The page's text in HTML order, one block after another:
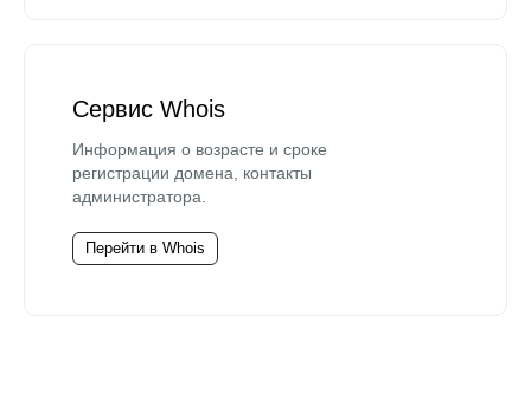
Сервис Whois
Информация о возрасте и сроке
регистрации домена, контакты
администратора.
Перейти в Whois